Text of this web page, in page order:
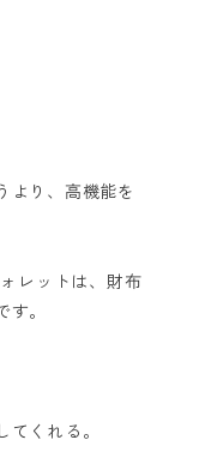
より、高機能を
レットは、財布
。
くれる。